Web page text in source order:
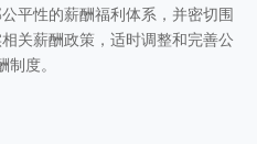
平性的薪酬福利体系，并密切围
关薪酬政策，适时调整和完善公
制度。